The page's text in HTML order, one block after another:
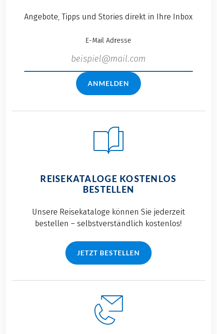
Angebote, Tipps und Stories direkt in Ihre Inbox
E-Mail Adresse
ANMELDEN
REISEKATALOGE KOSTENLOS
BESTELLEN
Unsere Reisekataloge können Sie jederzeit
bestellen – selbstverständlich kostenlos!
JETZT BESTELLEN